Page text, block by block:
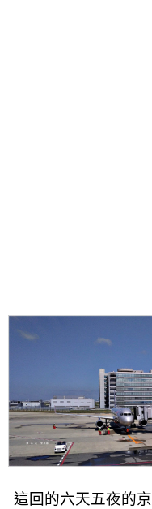
這回的六天五夜的